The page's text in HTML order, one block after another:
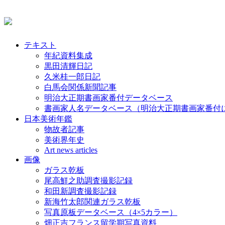
テキスト
年紀資料集成
黒田清輝日記
久米桂一郎日記
白馬会関係新聞記事
明治大正期書画家番付データベース
書画家人名データベース（明治大正期書画家番付
日本美術年鑑
物故者記事
美術界年史
Art news articles
画像
ガラス乾板
尾高鮮之助調査撮影記録
和田新調査撮影記録
新海竹太郎関連ガラス乾板
写真原板データベース（4×5カラー）
畑正吉フランス留学期写真資料